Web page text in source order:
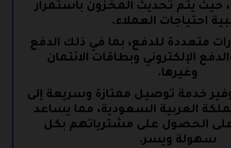
حيث يتم تحديث المخزون باستمرار
احتياجات العملاء.
متعددة للدفع، بما في ذلك الدفع
الإلكتروني وبطاقات الائتمان
وغيرها.
خدمة توصيل ممتازة وسريعة إلى
العربية السعودية، مما يساعد
الحصول على مشترياتهم بكل
سهولة ويسر.